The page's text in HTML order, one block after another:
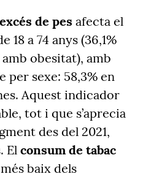
excés de pes afecta el
18 a 74 anys (36,1%
amb obesitat), amb
per sexe: 58,3% en
Aquest indicador
tot i que s’aprecia
des del 2021,
El consum de tabac
baix dels